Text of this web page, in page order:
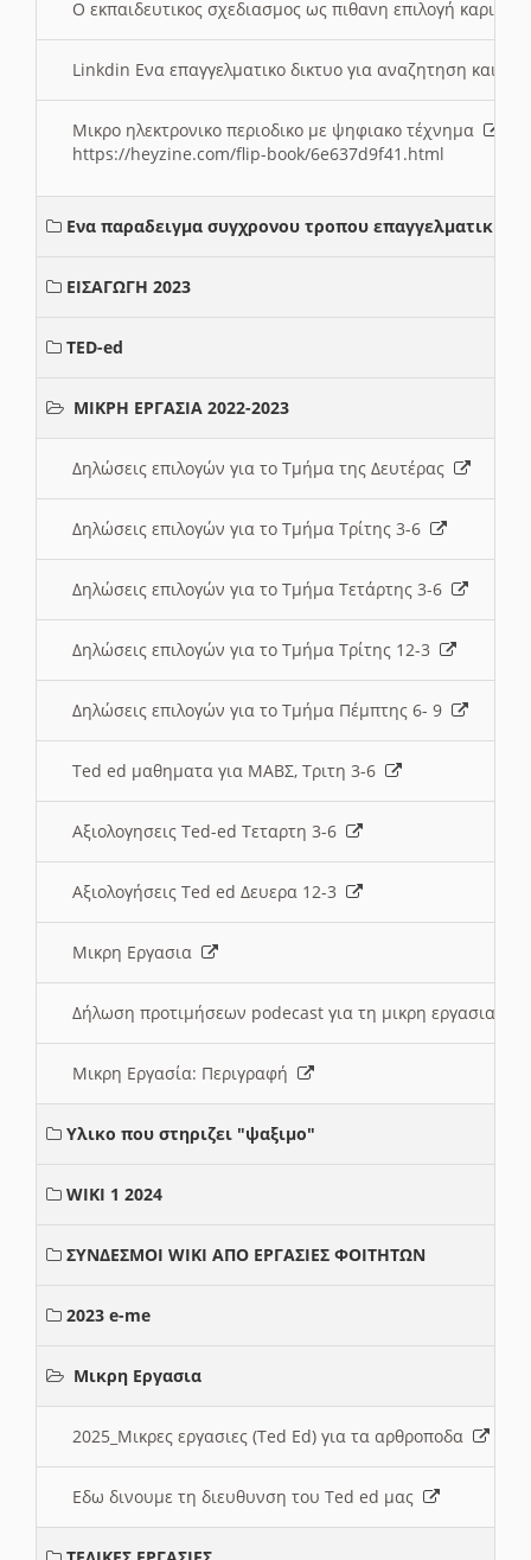
Ο εκπαιδευτικος σχεδιασμος ως πιθανη επιλογή
Linkdin Ενα επαγγελματικο δικτυο για αναζητηση και
Μικρο ηλεκτρονικο περιοδικο με ψηφιακο τέχνημα
https://heyzine.com/flip-book/6e637d9f41.html
Ενα παραδειγμα συγχρονου τροπου επαγγελματικης
ΕΙΣΑΓΩΓΗ 2023
TED-ed
ΜΙΚΡΗ ΕΡΓΑΣΙΑ 2022-2023
Δηλώσεις επιλογών για το Τμήμα της Δευτέρας
Δηλώσεις επιλογών για το Τμήμα Τρίτης 3-6
Δηλώσεις επιλογών για το Τμήμα Τετάρτης 3-6
Δηλώσεις επιλογών για το Τμήμα Τρίτης 12-3
Δηλώσεις επιλογών για το Τμήμα Πέμπτης 6- 9
Ted ed μαθηματα για ΜΑΒΣ, Τριτη 3-6
Αξιολογησεις Ted-ed Τεταρτη 3-6
Αξιολογήσεις Ted ed Δευερα 12-3
Μικρη Εργασια
Δήλωση προτιμήσεων podecast για τη μικρη εργασια
Μικρη Εργασία: Περιγραφή
Υλικο που στηριζει "ψαξιμο"
WIKI 1 2024
ΣΥΝΔΕΣΜΟΙ WIKI ΑΠΟ ΕΡΓΑΣΙΕΣ ΦΟΙΤΗΤΩΝ
2023 e-me
Μικρη Εργασια
2025_Μικρες εργασιες (Ted Ed) για τα αρθροποδα
Εδω δινουμε τη διευθυνση του Ted ed μας